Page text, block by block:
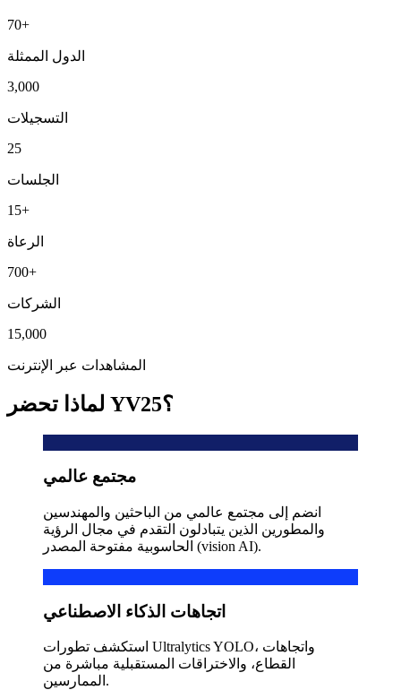
70+
الدول الممثلة
3,000
التسجيلات
25
الجلسات
15+
الرعاة
700+
الشركات
15,000
المشاهدات عبر الإنترنت
لماذا تحضر YV25؟
مجتمع عالمي
انضم إلى مجتمع عالمي من الباحثين والمهندسين
والمطورين الذين يتبادلون التقدم في مجال الرؤية
الحاسوبية مفتوحة المصدر (vision AI).
اتجاهات الذكاء الاصطناعي
استكشف تطورات Ultralytics YOLO، واتجاهات
القطاع، والاختراقات المستقبلية مباشرة من
الممارسين.